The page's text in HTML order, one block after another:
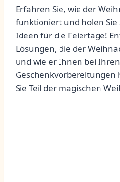
Erfahren Sie, wie der
funktioniert und holen Sie
Ideen für die Feiertage!
Lösungen, die der
und wie er Ihnen bei Ihren
Geschenkvorbereitungen
Sie Teil der magischen